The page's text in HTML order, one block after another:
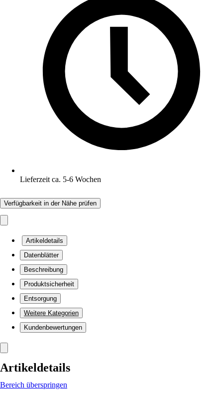
Lieferzeit ca. 5-6 Wochen
Verfügbarkeit in der Nähe prüfen
Artikeldetails
Datenblätter
Beschreibung
Produktsicherheit
Entsorgung
Weitere Kategorien
Kundenbewertungen
Artikeldetails
Bereich überspringen